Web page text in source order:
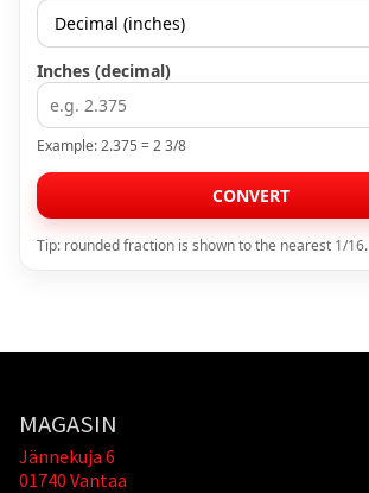
Inches (decimal)
Example: 2.375 = 2 3/8
CONVERT
Tip: rounded fraction is shown to the nearest 1/16.
MAGASIN
Jännekuja 6
01740 Vantaa